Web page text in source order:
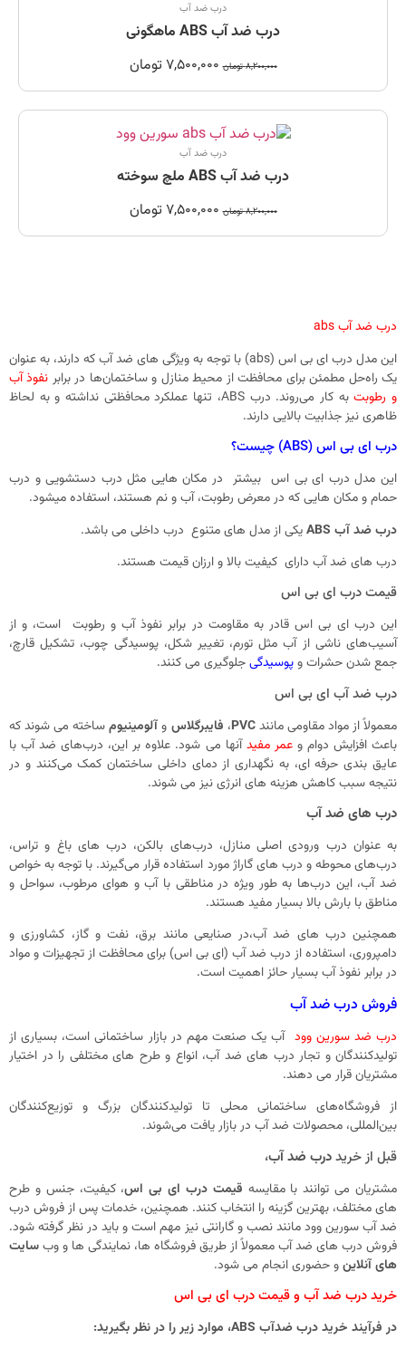
درب ضد آب
درب ضد آب ABS ماهگونی
8,200,000 تومان 7,500,000 تومان
درب ضد آب
درب ضد آب ABS ملچ سوخته
8,200,000 تومان 7,500,000 تومان
درب ضد آب abs
این مدل درب ای بی اس (abs) با توجه به ویژگی ‌های ضد آب که دارند، به عنوان
یک راه‌حل مطمئن برای محافظت از محیط منازل و ساختمان‌ها در برابر نفوذ آب
و رطوبت
به کار می‌روند. درب ABS، تنها عملکرد محافظتی نداشته و به لحاظ
ظاهری نیز جذابیت بالایی دارند.
درب ای بی اس (ABS) چیست؟
این مدل درب ای بی اس بیشتر در مکان هایی مثل درب دستشویی و درب
حمام و مکان هایی که در معرض رطوبت، آب و نم هستند، استفاده میشود.
درب ضد آب ABS
یکی از مدل های متنوع درب داخلی می باشد.
درب ‌های ضد آب دارای کیفیت بالا و ارزان قیمت هستند.
قیمت درب ای بی اس
این درب‌ ای بی اس قادر به مقاومت در برابر نفوذ آب و رطوبت است، و از
آسیب‌های ناشی از آب مثل تورم، تغییر شکل، پوسیدگی چوب، تشکیل قارچ،
جمع شدن حشرات وپوسیدگیجلوگیری می ‌کنند.
درب‌ ضد آب ای بی اس
معمولاً از مواد مقاومی مانندPVC، فایبرگلاس وآلومینیومساخته می ‌شوند که
باعث افزایش دوام وعمر مفیدآنها می ‌شود. علاوه بر این، درب‌های ضد آب با
عایق ‌بندی حرفه ای، به نگهداری از دمای داخلی ساختمان کمک می‌کنند و در
نتیجه سبب کاهش هزینه ‌های انرژی نیز می‌ شوند.
درب‌ های ضد آب
به عنوان درب ورودی اصلی منازل، درب‌های بالکن، درب‌ های باغ و تراس،
درب‌های محوطه و درب‌ های گاراژ مورد استفاده قرار می‌گیرند. با توجه به خواص
ضد آب، این درب‌ها به طور ویژه در مناطقی با آب و هوای مرطوب، سواحل و
مناطق با بارش بالا بسیار مفید هستند.
همچنین درب های ضد آب،در صنایعی مانند برق، نفت و گاز، کشاورزی و
دامپروری، استفاده از درب‌ ضد آب (ای بی اس) برای محافظت از تجهیزات و مواد
در برابر نفوذ آب بسیار حائز اهمیت است.
فروش درب ضد آب
درب ضد سورین وود آب یک صنعت مهم در بازار ساختمانی است، بسیاری از
تولیدکنندگان و تجار درب‌ های ضد آب، انواع و طرح‌ های مختلفی را در اختیار
مشتریان قرار می ‌دهند.
از فروشگاه‌های ساختمانی محلی تا تولیدکنندگان بزرگ و توزیع‌کنندگان
بین‌المللی، محصولات ضد آب در بازار یافت می‌شوند.
قبل از خریددرب ضد آب،
مشتریان می‌ توانند با مقایسه قیمت درب ای بی اس، کیفیت، جنس و طرح‌
های مختلف، بهترین گزینه را انتخاب کنند. همچنین، خدمات پس از فروش درب
ضد آب سورین وود مانند نصب و گارانتی نیز مهم است و باید در نظر گرفته شود.
فروش درب ‌های ضد آب معمولاً از طریق فروشگاه ‌ها، نمایندگی ‌ها و وبسایت
‌های آنلاینو حضوری انجام می ‌شود.
خرید درب ضد آب و قیمت درب ای بی اس
در فرآیند خرید درب ضدآب ABS، موارد زیر را در نظر بگیرید: